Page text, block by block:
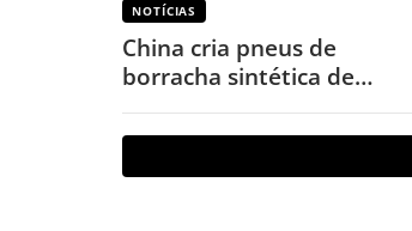
NOTÍCIAS
China cria pneus de
borracha sintética de
terras-raras para veículos
elétricos